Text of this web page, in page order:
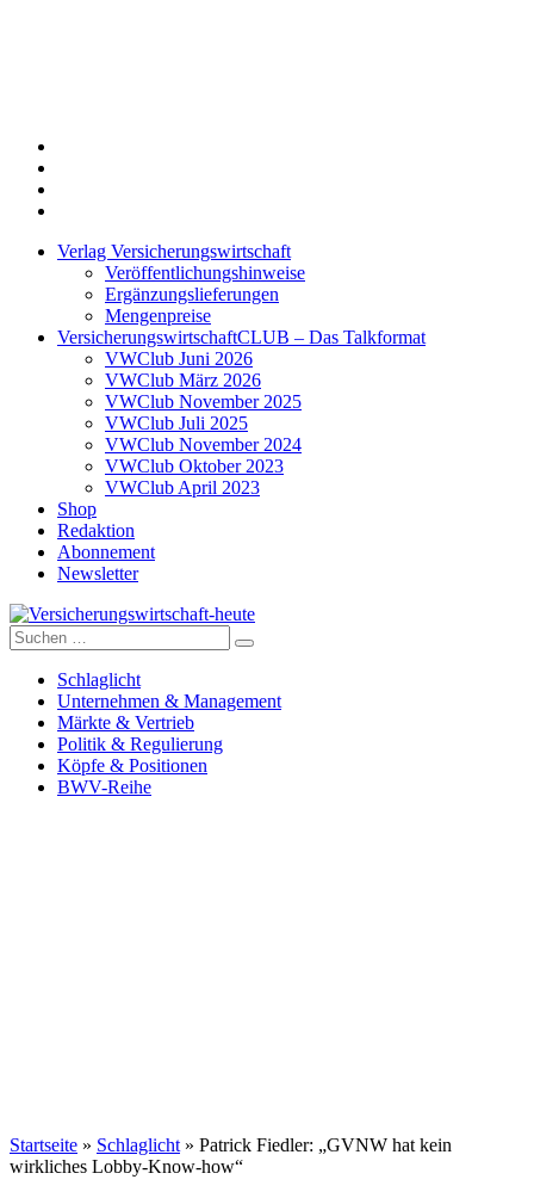
Verlag Versicherungswirtschaft
Veröffentlichungshinweise
Ergänzungslieferungen
Mengenpreise
VersicherungswirtschaftCLUB – Das Talkformat
VWClub Juni 2026
VWClub März 2026
VWClub November 2025
VWClub Juli 2025
VWClub November 2024
VWClub Oktober 2023
VWClub April 2023
Shop
Redaktion
Abonnement
Newsletter
Versicherungswirtschaft-heute
Suche
nach:
Schlaglicht
Unternehmen & Management
Märkte & Vertrieb
Politik & Regulierung
Köpfe & Positionen
BWV-Reihe
Startseite » Schlaglicht » Patrick Fiedler: „GVNW hat kein
wirkliches Lobby-Know-how“